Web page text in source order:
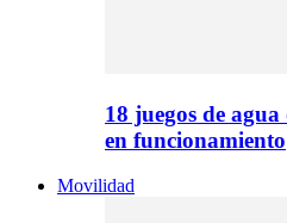
18 juegos de
en funcionamiento
Movilidad